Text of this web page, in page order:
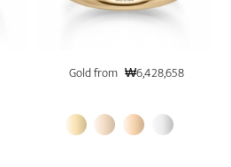
Gold from ₩6,428,658